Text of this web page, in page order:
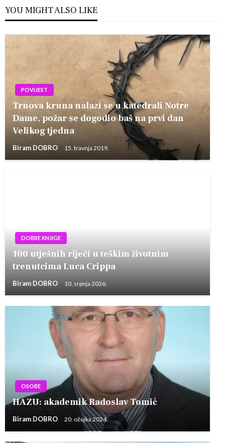
YOU MIGHT ALSO LIKE
POVIJEST
Trnova kruna nalazi se u katedrali Notre
Dame, požar se dogodio baš na prvi dan
Velikog tjedna
Biram DOBRO 15. travnja 2019.
DOBRE KNJIGE
100 utješnih riječi u teškim životnim
trenutcima Luca Crippa
Biram DOBRO 10. srpnja 2026.
OSOBE
HAZU: akademik Radoslav Tomić
Biram DOBRO 20. ožujka 2024.